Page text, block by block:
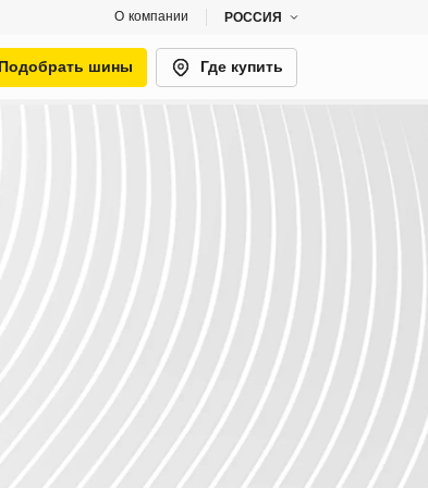
О компании РОССИЯ
Подобрать шины Где купить